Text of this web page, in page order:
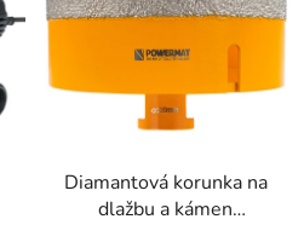
Diamantová korunka na
dlažbu a kámen